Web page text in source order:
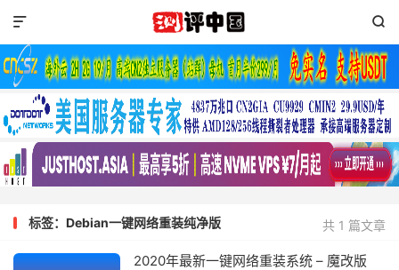


共 1 篇文章
标签：Debian一键网络重装纯净版
2020年最新一键网络重装系统 – 魔改版